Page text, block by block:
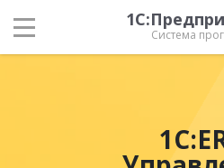
Система